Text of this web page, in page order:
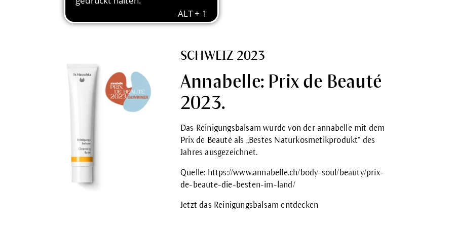
SCHWEIZ 2023
Annabelle: Prix de Beauté
2023.
Das Reinigungsbalsam wurde von der annabelle mit dem
Prix de Beauté als „Bestes Naturkosmetikprodukt“ des
Jahres ausgezeichnet.
Quelle: https://www.annabelle.ch/body-soul/beauty/prix-
de-beaute-die-besten-im-land/
Jetzt das Reinigungsbalsam entdecken